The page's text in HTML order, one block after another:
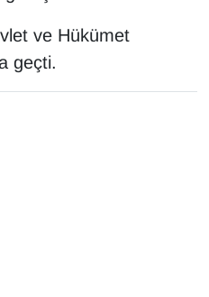
ve Hükümet
geçti.